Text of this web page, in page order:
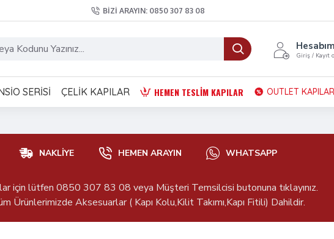
BIZI ARAYIN: 0850 307 83 08
Hesabım
Giriş / Kayıt
SERISI ÇELIK KAPILAR HEMEN TESLIM KAPILAR OUTLET KAPILAR
NAKLIYE HEMEN ARAYIN WHATSAPP
için lütfen 0850 307 83 08 veya Müşteri Temsilcisi butonuna tıklayınız.
Ürünlerimizde Aksesuarlar ( Kapı Kolu,Kilit Takımı,Kapı Fitili) Dahildir.